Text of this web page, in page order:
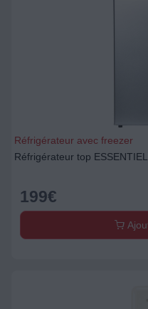
Réfrigérateur avec freezer
Réfrigérateur top
199€